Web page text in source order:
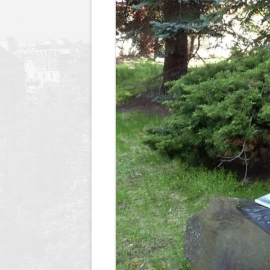
Nagrody Stowarzyszenia
Archiwum
89 lecie szkoły
90 lecie urodzin i 70
Borsukiewicza
85 lecie szkoły
80 lecie szkoły
70 lecie szkoły
60 lecie szkoły
50 lecie szkoły
polegli i
1945
Szkoła
Humor